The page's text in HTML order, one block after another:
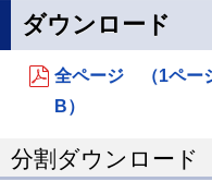
ダウンロード
全ページ （1ペー
B）
分割ダウンロード